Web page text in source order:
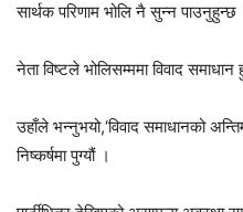
सार्थक परिणाम भोलि नै सुन्न पाउनुहुन्छ
नेता विष्टले भोलिसम्ममा विवाद
उहाँले भन्नुभयो,‘विवाद समाधानको
निष्कर्षमा पुग्यौं ।